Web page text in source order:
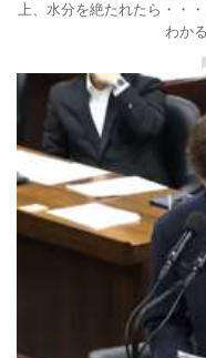
上、水分を絶たれたら・・
わか